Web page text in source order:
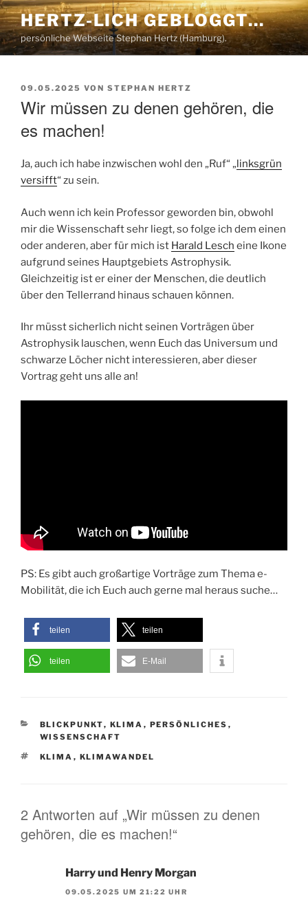
Zum
Inhalt
springen
HERTZ-LICH GEBLOGGT…
persönliche Webseite Stephan Hertz (Hamburg).
VERÖFFENTLICHT
09.05.2025 VON STEPHAN HERTZ
Wir müssen zu denen gehören, die
es machen!
Ja, auch ich habe inzwischen wohl den „Ruf“ „linksgrün
versifft“ zu sein.
Auch wenn ich kein Professor geworden bin, obwohl
mir die Wissenschaft sehr liegt, so folge ich dem einen
oder anderen, aber für mich ist Harald Lesch eine Ikone
aufgrund seines Hauptgebiets Astrophysik.
Gleichzeitig ist er einer der Menschen, die deutlich
über den Tellerrand hinaus schauen können.
Ihr müsst sicherlich nicht seinen Vorträgen über
Astrophysik lauschen, wenn Euch das Universum und
schwarze Löcher nicht interessieren, aber dieser
Vortrag geht uns alle an!
PS: Es gibt auch großartige Vorträge zum Thema e-
Mobilität, die ich Euch auch gerne mal heraus suche…
teilen teilen
teilen E-Mail
KATEGORIEN
BLICKPUNKT, KLIMA , PERSÖNLICHES ,
WISSENSCHAFT
SCHLAGWÖRTER
KLIMA , KLIMAWANDEL
2 Antworten auf „Wir müssen zu denen
gehören, die es machen!“
Harry und Henry Morgan
09.05.2025 UM 21:22 UHR